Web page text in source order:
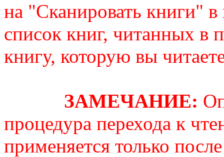
на "Сканировать книги"
список книг, читанных в
книгу, которую вы
ЗАМЕЧАНИЕ:
процедура перехода к
применяется только